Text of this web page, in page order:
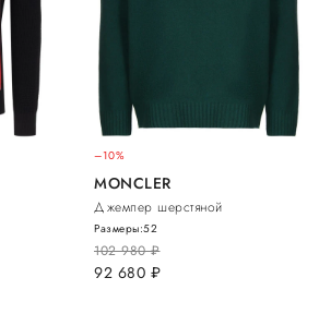
–10%
MONCLER
Джемпер шерстяной
102 980руб.
92 680 руб.
Размеры:52